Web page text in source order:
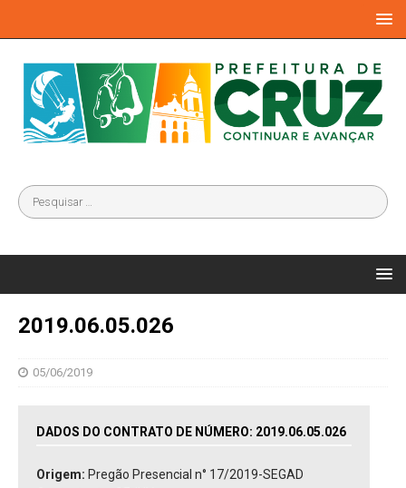
2019.06.05.026
05/06/2019
DADOS DO CONTRATO DE NÚMERO: 2019.06.05.026
Origem: Pregão Presencial n° 17/2019-SEGAD